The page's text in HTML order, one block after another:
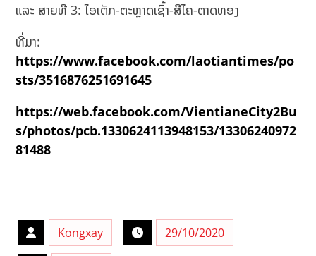
ແລະ ສາຍທີ 3: ໄອເຕັກ-ຕະຫຼາດເຊົ້າ-ສີໄຄ-ຕາດທອງ
ທີ່ມາ:
https://www.facebook.com/laotiantimes/po
sts/3516876251691645
https://web.facebook.com/VientianeCity2Bu
s/photos/pcb.1330624113948153/13306240972
81488
Kongxay 29/10/2020